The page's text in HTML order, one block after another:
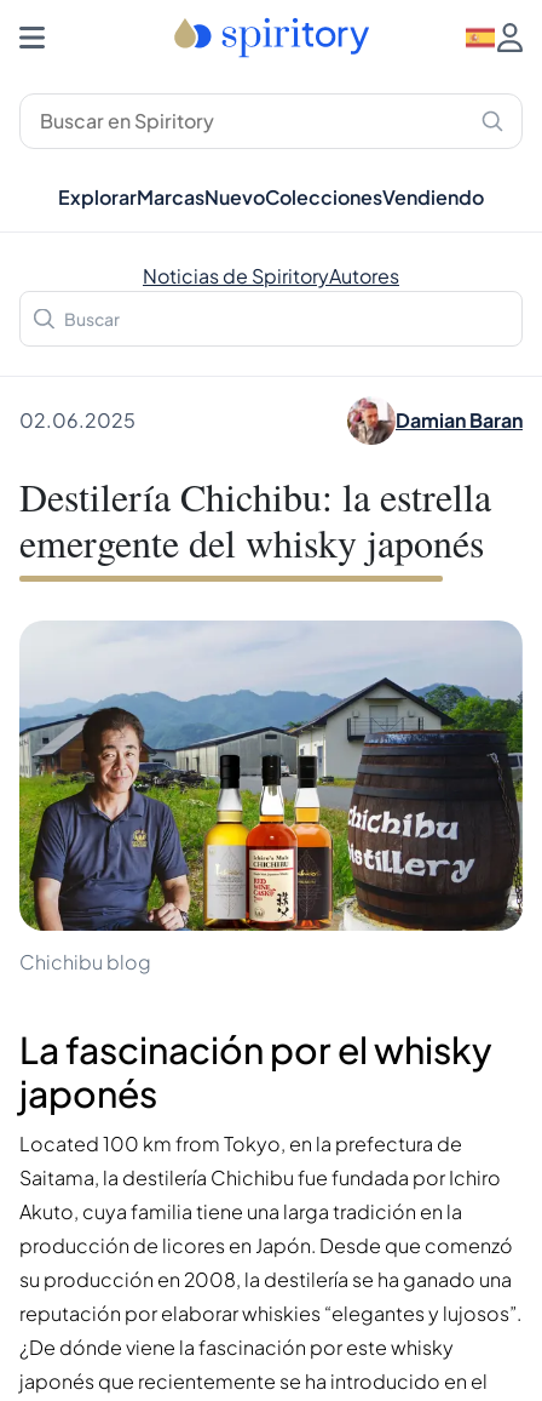
ExplorarMarcasNuevoColeccionesVendiendo
Noticias de SpiritoryAutores
02.06.2025 Damian Baran
Destilería Chichibu: la estrella
emergente del whisky japonés
Chichibu blog
La fascinación por el whisky
japonés
Located 100 km from Tokyo, en la prefectura de
Saitama, la destilería Chichibu fue fundada por Ichiro
Akuto, cuya familia tiene una larga tradición en la
producción de licores en Japón. Desde que comenzó
su producción en 2008, la destilería se ha ganado una
reputación por elaborar whiskies “elegantes y lujosos”.
¿De dónde viene la fascinación por este whisky
japonés que recientemente se ha introducido en el